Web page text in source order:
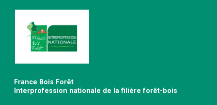
France Bois Forêt
Interprofession nationale de la filière forêt-bois